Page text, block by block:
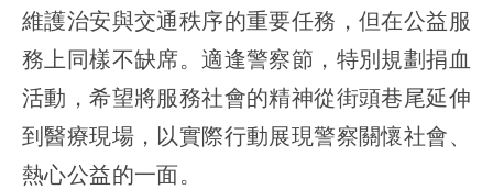
維護治安與交通秩序的重要任務，但在公益服
務上同樣不缺席。適逢警察節，特別規劃捐血
活動，希望將服務社會的精神從街頭巷尾延伸
到醫療現場，以實際行動展現警察關懷社會、
熱心公益的一面。